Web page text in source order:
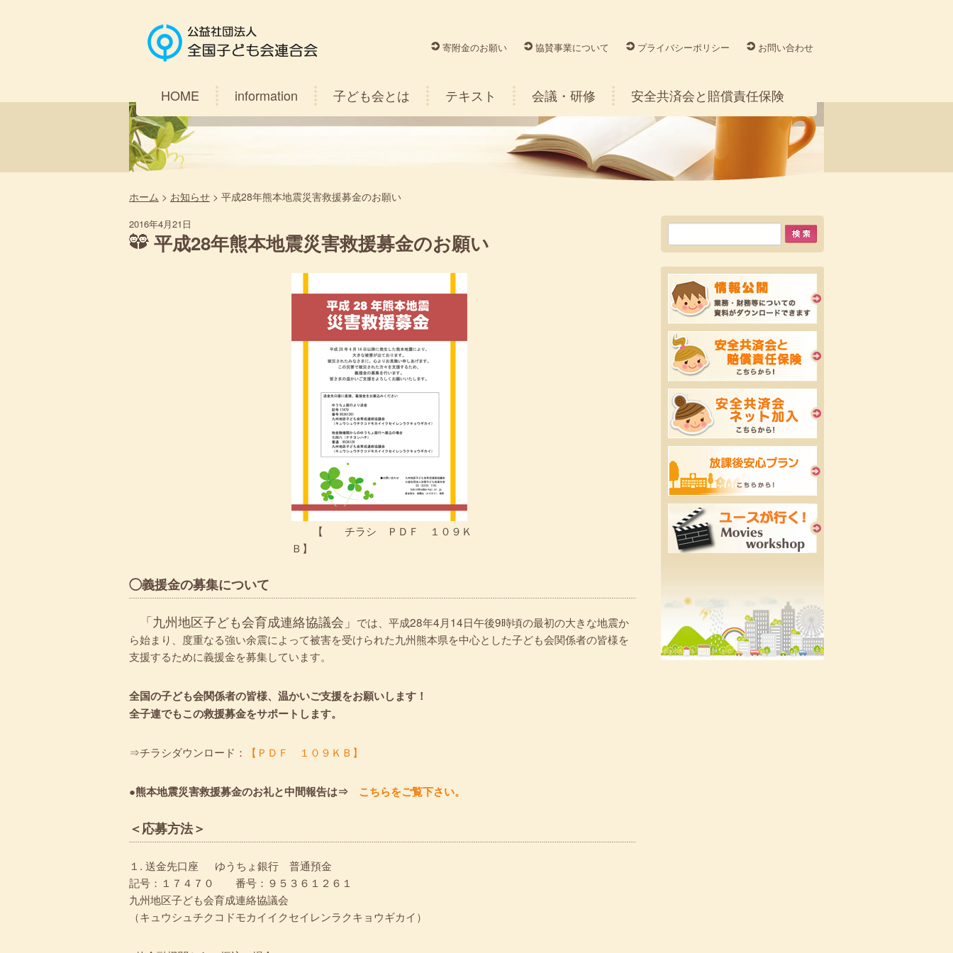
寄附金のお願い 協賛事業について プライバシーポリシー お問い合わせ
HOME information 子ども会とは テキスト 会議・研修 安全共済会と賠償責任保険
ホーム > お知らせ > 平成28年熊本地震災害救援募金のお願い
2016年4月21日
平成28年熊本地震災害救援募金のお願い
【 チラシ ＰＤＦ １０９Ｋ
Ｂ】
◯義援金の募集について
「九州地区子ども会育成連絡協議会」 では、平成28年4月14日午後9時頃の最初の大きな地震か
ら始まり、度重なる強い余震によって被害を受けられた九州熊本県を中心とした子ども会関係者の皆様を
支援するために義援金を募集しています。
全国の子ども会関係者の皆様、温かいご支援をお願いします！
全子連でもこの救援募金をサポートします。
⇒チラシダウンロード： 【ＰＤＦ １０９ＫＢ】
●熊本地震災害救援募金のお礼と中間報告は⇒ こちらをご覧下さい。
＜応募方法＞
１. 送金先口座 ゆうちょ銀行 普通預金
記号：１７４７０ 番号：９５３６１２６１
九州地区子ども会育成連絡協議会
（キュウシュチクコドモカイイクセイレンラクキョウギカイ）